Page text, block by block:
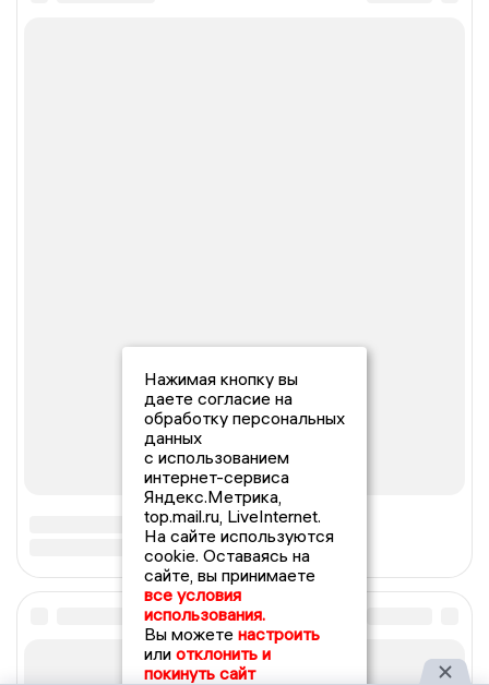
Нажимая кнопку вы
даете согласие на
обработку персональных
данных
с использованием
интернет-сервиса
Яндекс.Метрика,
top.mail.ru, LiveInternet.
На сайте используются
cookie. Оставаясь на
сайте, вы принимаете
все условия
использования.
Вы можете настроить
или отклонить и
покинуть сайт